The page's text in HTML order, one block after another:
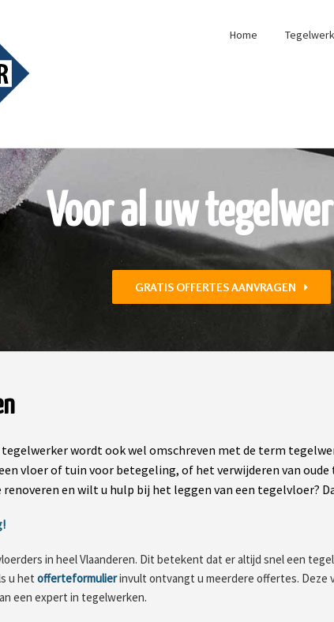
Home
Voor al uw
GRATIS OFFERTES AANVRAGEN
tegelwerker wordt ook wel omschreven met de term
vloer of tuin voor betegeling, of het verwijderen van
en wilt u hulp bij het leggen van een tegelvloer?
in heel Vlaanderen. Dit betekent dat er altijd snel een
u het offerteformulierinvult ontvangt u meerdere offertes. Deze
een expert in tegelwerken.